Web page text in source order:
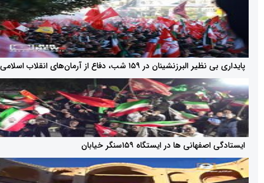
در ۱۵۹ شب، دفاع از آرمان‌های انقلاب اسلامی
ها در ایستگاه ۱۵۹سنگر خیابان